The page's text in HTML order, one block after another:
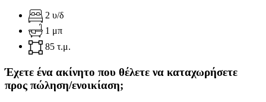
2 υ/δ
1 μπ
85 τ.μ.
Έχετε ένα ακίνητο που θέλετε να καταχωρήσετε
προς πώληση/ενοικίαση;